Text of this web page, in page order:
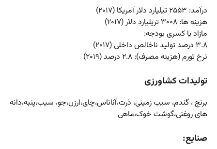
درآمد: ۲۵۵۳ تیلیارد دلار آمریکا (۲۰۱۷)
هزینه ها: ۳۰۰۸ تریلیارد دلار (۲۰۱۷)
مازاد یا کسری بودجه:
۳.۸ درصد تولید ناخالص داخلی (۲۰۱۷)
نرخ تورم (هزینه مصرف): ۲.۸ درصد (۲۰۱۹)
تولیدات کشاورزی
برنج ، گندم، سیب زمینی، ذرت،آناناس،چای،ارزن،جو، سیب،پنبه،دانه
های روغنی،گوشت خوک،ماهی
صنایع: